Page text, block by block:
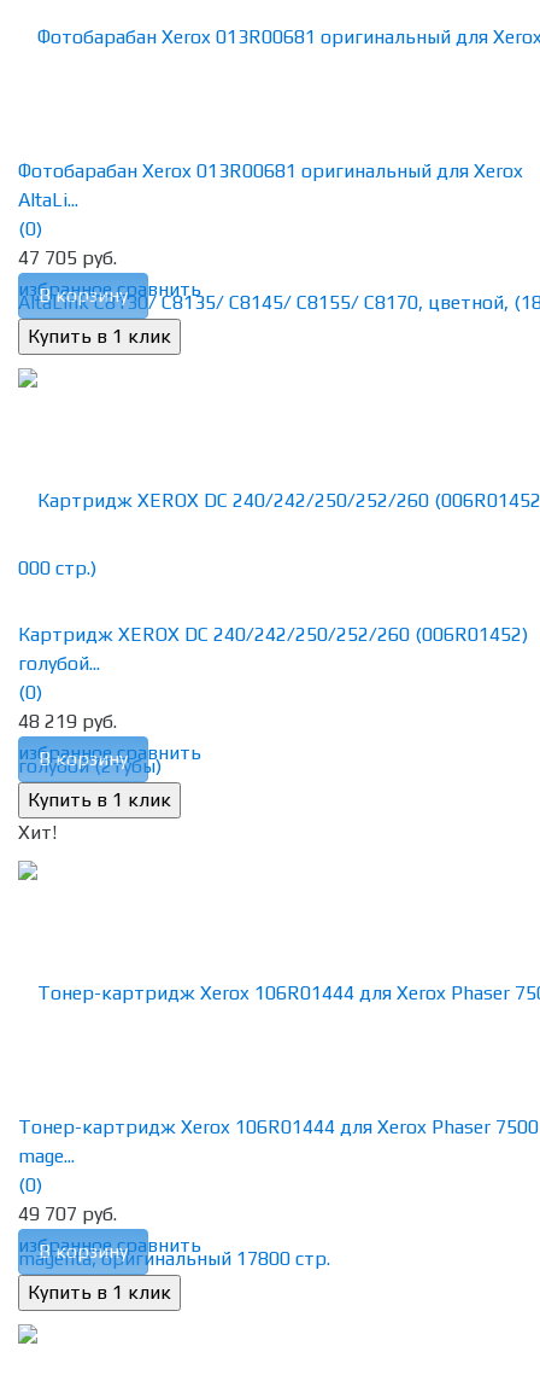
избранное сравнить
Фотобарабан Xerox 013R00681 оригинальный для Xerox
AltaLi...
(0)
47 705 руб.
В корзину
избранное сравнить
Картридж XEROX DC 240/242/250/252/260 (006R01452)
голубой...
(0)
48 219 руб.
В корзину
Хит!
избранное сравнить
Тонер-картридж Xerox 106R01444 для Xerox Phaser 7500
mage...
(0)
49 707 руб.
В корзину